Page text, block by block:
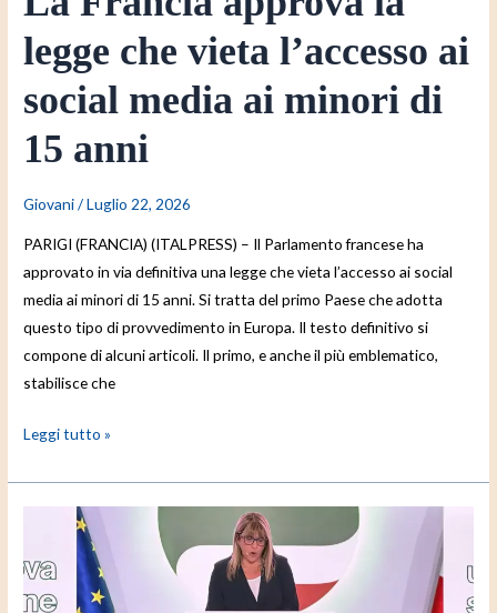
legge che vieta l’accesso ai
social media ai minori di
15 anni
Giovani/Luglio 22, 2026
PARIGI (FRANCIA) (ITALPRESS) – Il Parlamento francese ha
approvato in via definitiva una legge che vieta l’accesso ai social
media ai minori di 15 anni. Si tratta del primo Paese che adotta
questo tipo di provvedimento in Europa. Il testo definitivo si
compone di alcuni articoli. Il primo, e anche il più emblematico,
stabilisce che
15
Leggi tutto »
Fumarola
“Dobbiamo
affermare
la